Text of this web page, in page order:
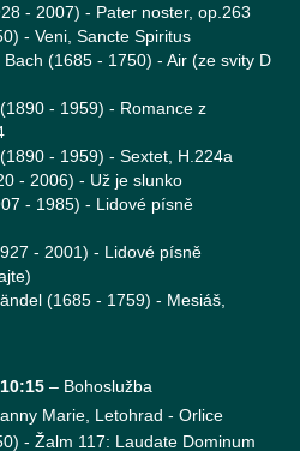
- 2007) - Pater noster, op.263
- Veni, Sancte Spiritus
(1685 - 1750) - Air (ze svity D
- 1959) - Romance z
- 1959) - Sextet, H.224a
- 2006) - Už je slunko
- 1985) - Lidové písně
- 2001) - Lidové písně
(1685 - 1759) - Mesiáš,
– Bohoslužba
Marie, Letohrad - Orlice
- Žalm 117: Laudate Dominum